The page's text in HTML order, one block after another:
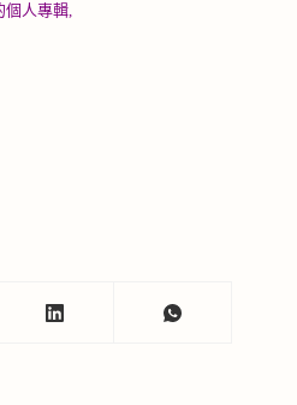
個人專輯,